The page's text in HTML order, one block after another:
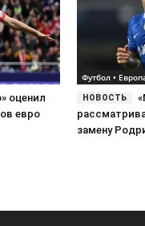
оценил
евро
Футбол •
замену